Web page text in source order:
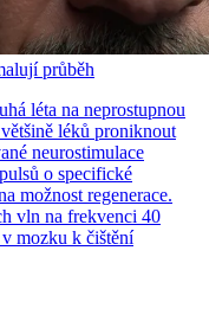
průběh
léta na neprostupnou
léků proniknout
neurostimulace
o specifické
možnost regenerace.
vln na frekvenci 40
mozku k čištění